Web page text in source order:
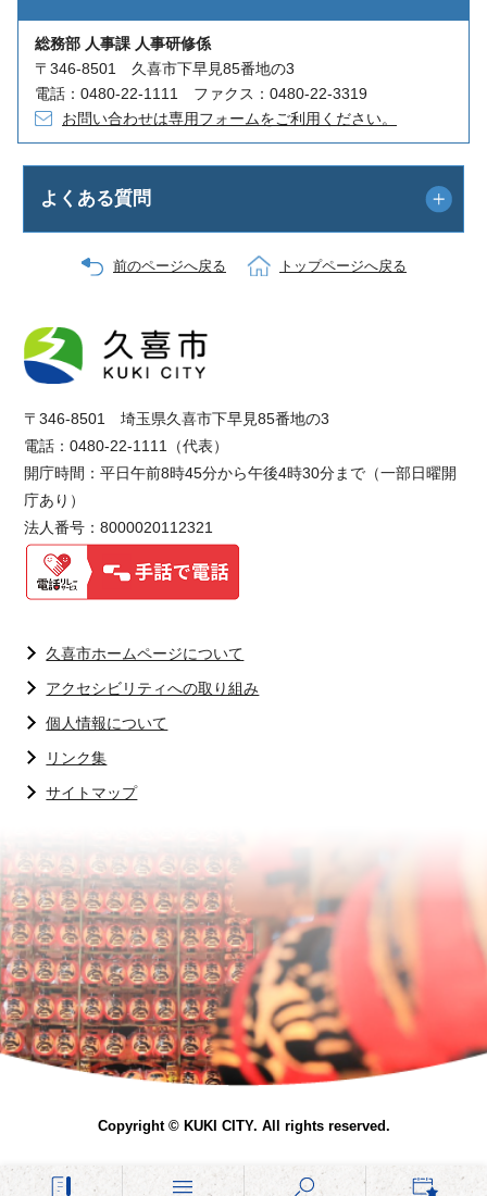
総務部 人事課 人事研修係
〒346-8501 久喜市下早見85番地の3
電話：0480-22-1111 ファクス：0480-22-3319
お問い合わせは専用フォームをご利用ください。
よくある質問
前のページへ戻る トップページへ戻る
〒346-8501 埼玉県久喜市下早見85番地の3
電話：0480-22-1111（代表）
開庁時間：平日午前8時45分から午後4時30分まで（一部日曜開
庁あり）
法人番号：8000020112321
久喜市ホームページについて
アクセシビリティへの取り組み
個人情報について
リンク集
サイトマップ
Copyright © KUKI CITY. All rights reserved.